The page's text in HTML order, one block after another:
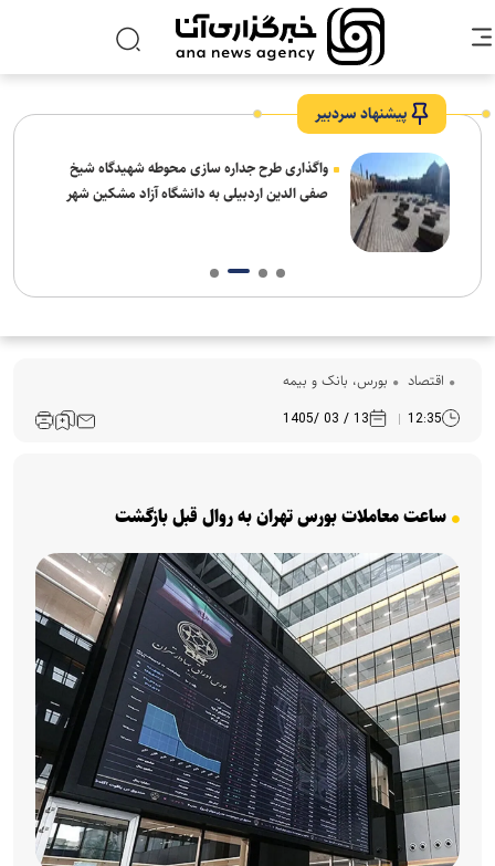
پیشنهاد سردبیر
واگذاری طرح جداره سازی محوطه شهیدگاه شیخ
صفی الدین اردبیلی به دانشگاه آزاد مشکین شهر
اقتصاد بورس، بانک و بیمه
12:35
13 / 03 /1405
ساعت معاملات بورس تهران به روال قبل بازگشت